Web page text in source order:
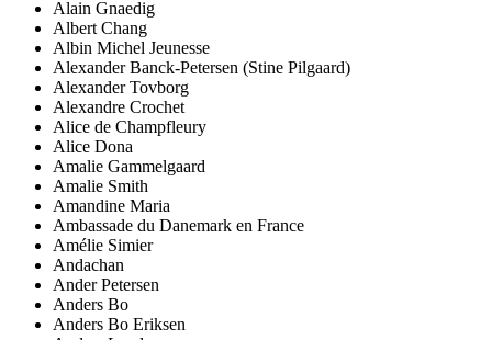
Alain Gnaedig
Albert Chang
Albin Michel Jeunesse
Alexander Banck-Petersen (Stine Pilgaard)
Alexander Tovborg
Alexandre Crochet
Alice de Champfleury
Alice Dona
Amalie Gammelgaard
Amalie Smith
Amandine Maria
Ambassade du Danemark en France
Amélie Simier
Andachan
Ander Petersen
Anders Bo
Anders Bo Eriksen